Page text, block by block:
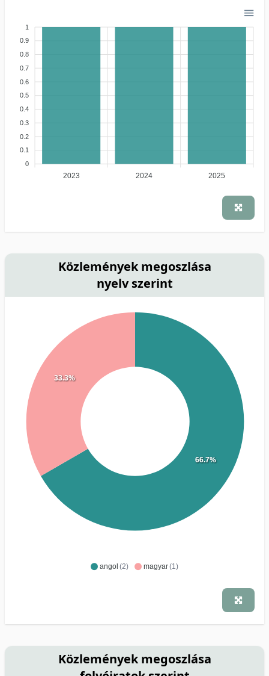
1
0.9
0.8
0.7
0.6
0.5
0.4
0.3
0.2
0.1
0
2023 2024 2025
Közlemények megoszlása
nyelv szerint
angol (2) magyar(1)
66.7%
33.3%
Közlemények megoszlása